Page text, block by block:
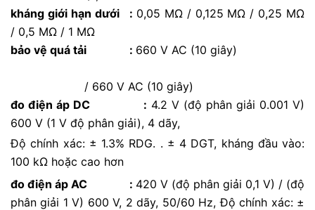
kháng giới hạn dưới : 0,05 MΩ / 0,125 MΩ / 0,25 MΩ
/ 0,5 MΩ / 1 MΩ
bảo vệ quá tải : 660 V AC (10 giây)
/ 660 V AC (10 giây)
đo điện áp DC : 4.2 V (độ phân giải 0.001 V)
600 V (1 V độ phân giải), 4 dãy,
Độ chính xác: ± 1.3% RDG. . ± 4 DGT, kháng đầu vào:
100 kΩ hoặc cao hơn
đo điện áp AC : 420 V (độ phân giải 0,1 V) / (độ
phân giải 1 V) 600 V, 2 dãy, 50/60 Hz, Độ chính xác: ±